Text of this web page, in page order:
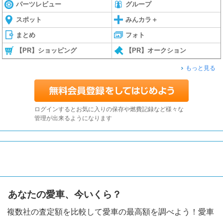
パーツレビュー グループ
スポット みんカラ＋
まとめ フォト
【PR】ショッピング 【PR】オークション
もっと見る
ログインするとお気に入りの保存や燃費記録など様々な
管理が出来るようになります
あなたの愛車、今いくら？
複数社の査定額を比較して愛車の最高額を調べよう！愛車